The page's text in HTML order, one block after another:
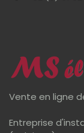
Vente en ligne
Entreprise